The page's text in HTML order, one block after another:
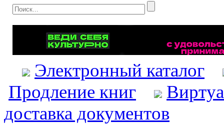
Электронный каталог
Продление книг
доставка документов